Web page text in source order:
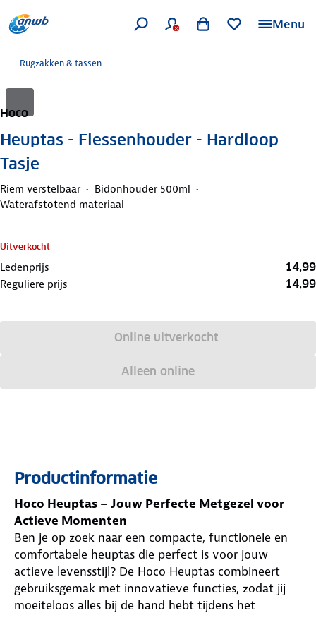
Menu
Rugzakken & tassen
Hoco
Heuptas - Flessenhouder - Hardloop
Tasje
Riem verstelbaar
Bidonhouder 500ml
Waterafstotend materiaal
Uitverkocht
Ledenprijs 14,99
Reguliere prijs 14,99
Online uitverkocht
Alleen online
Productinformatie
Hoco Heuptas – Jouw Perfecte Metgezel voor
Actieve Momenten
Ben je op zoek naar een compacte, functionele en
comfortabele heuptas die perfect is voor jouw
actieve levensstijl? De Hoco Heuptas combineert
gebruiksgemak met innovatieve functies, zodat jij
moeiteloos alles bij de hand hebt tijdens het